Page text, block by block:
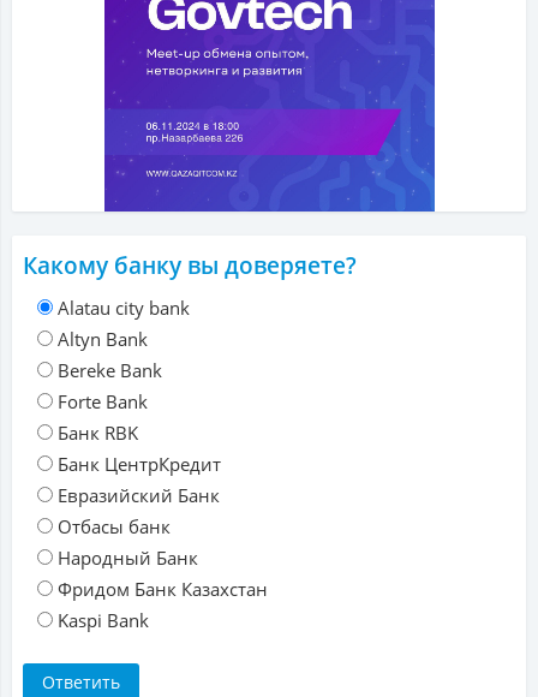
Какому банку вы доверяете?
Alatau city bank
Altyn Bank
Bereke Bank
Forte Bank
Банк RBK
Банк ЦентрКредит
Евразийский Банк
Отбасы банк
Народный Банк
Фридом Банк Казахстан
Kaspi Bank